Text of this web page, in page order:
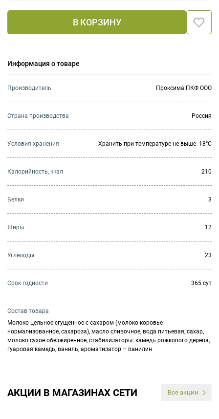
В КОРЗИНУ
Информация о товаре
Производитель Проксима ПКФ ООО
Страна производства Россия
Условия хранения Хранить при температуре не выше -18°C
Калорийность, ккал 210
Белки 3
Жиры 12
Углеводы 23
Cрок годности 365 сут
Состав товара
Молоко цельное сгущенное с сахаром (молоко коровье
нормализованное, сахароза), масло сливочное, вода питьевая, сахар,
молоко сухое обезжиренное, стабилизаторы: камедь рожкового дерева,
гуаровая камедь, ваниль, ароматизатор – ванилин
АКЦИИ В МАГАЗИНАХ СЕТИ Все акции